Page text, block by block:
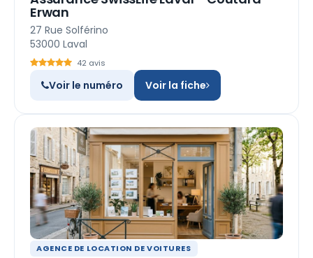
Erwan
27 Rue Solférino
53000 Laval
42 avis
Voir le numéro Voir la fiche
AGENCE DE LOCATION DE VOITURES